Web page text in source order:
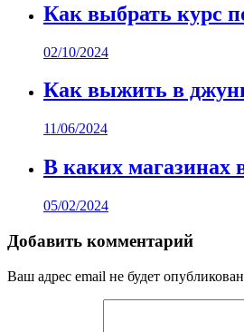
Как выбрать курс
02/10/2024
Как выжить в
11/06/2024
В каких магазинах
05/02/2024
Добавить комментарий
Ваш адрес email не будет